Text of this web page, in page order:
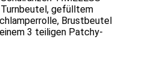
gefülltem
Brustbeutel
3 teiligen Patchy-